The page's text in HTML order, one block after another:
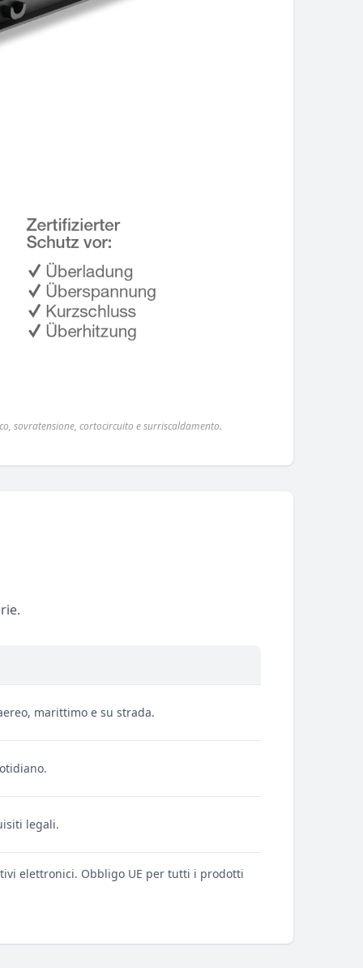
sovratensione, cortocircuito e surriscaldamento.
marittimo e su strada.
legali.
elettronici. Obbligo UE per tutti i prodotti